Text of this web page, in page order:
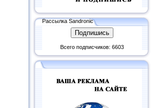
Рассылка Sandronic
Всего подписчиков: 6603